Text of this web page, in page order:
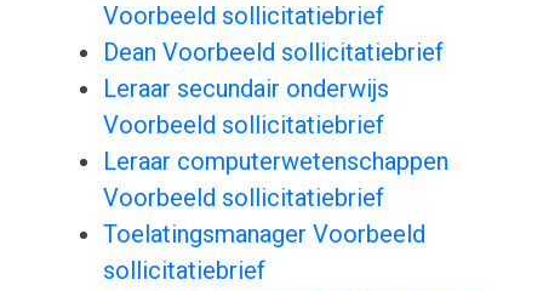
Voorbeeld sollicitatiebrief
Dean Voorbeeld sollicitatiebrief
Leraar secundair onderwijs
Voorbeeld sollicitatiebrief
Leraar computerwetenschappen
Voorbeeld sollicitatiebrief
Toelatingsmanager Voorbeeld
sollicitatiebrief